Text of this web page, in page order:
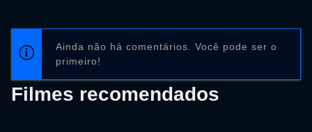
Ainda não há comentários. Você pode ser o
primeiro!
Filmes recomendados